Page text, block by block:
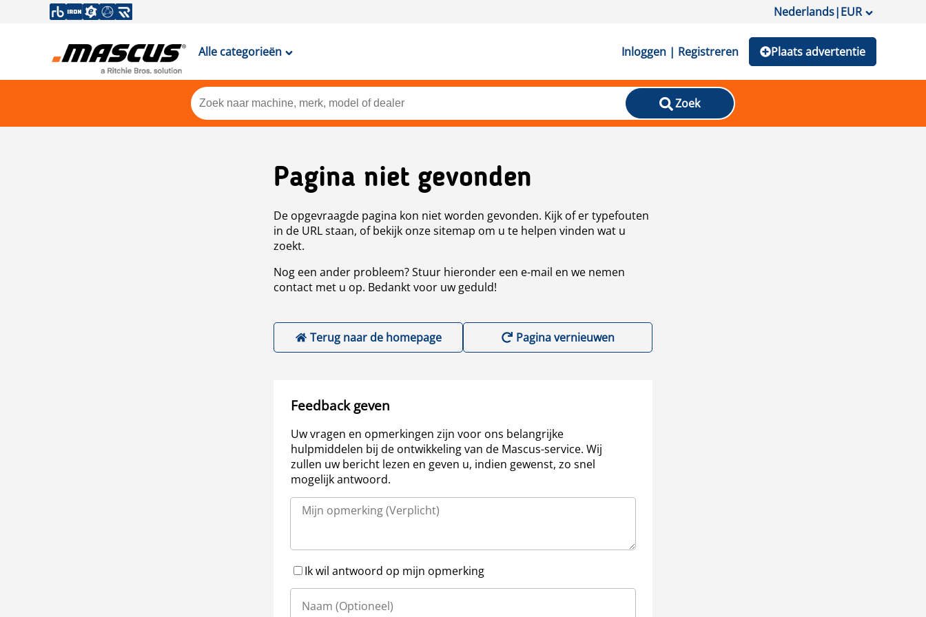
Nederlands|EUR
Alle categorieën Inloggen | Registreren Plaats advertentie
Zoek
Pagina niet gevonden
De opgevraagde pagina kon niet worden gevonden. Kijk of er typefouten
in de URL staan, of bekijk onze sitemap om u te helpen vinden wat u
zoekt.
Nog een ander probleem? Stuur hieronder een e-mail en we nemen
contact met u op. Bedankt voor uw geduld!
Terug naar de homepage Pagina vernieuwen
Feedback geven
Uw vragen en opmerkingen zijn voor ons belangrijke
hulpmiddelen bij de ontwikkeling van de Mascus-service. Wij
zullen uw bericht lezen en geven u, indien gewenst, zo snel
mogelijk antwoord.
Ik wil antwoord op mijn opmerking